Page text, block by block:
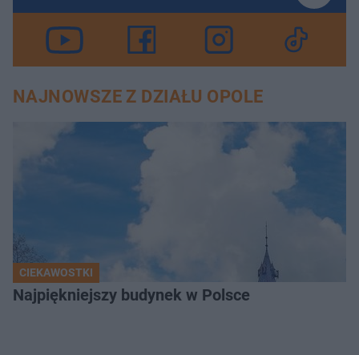
NAJNOWSZE Z DZIAŁU OPOLE
CIEKAWOSTKI
Najpiękniejszy budynek w Polsce